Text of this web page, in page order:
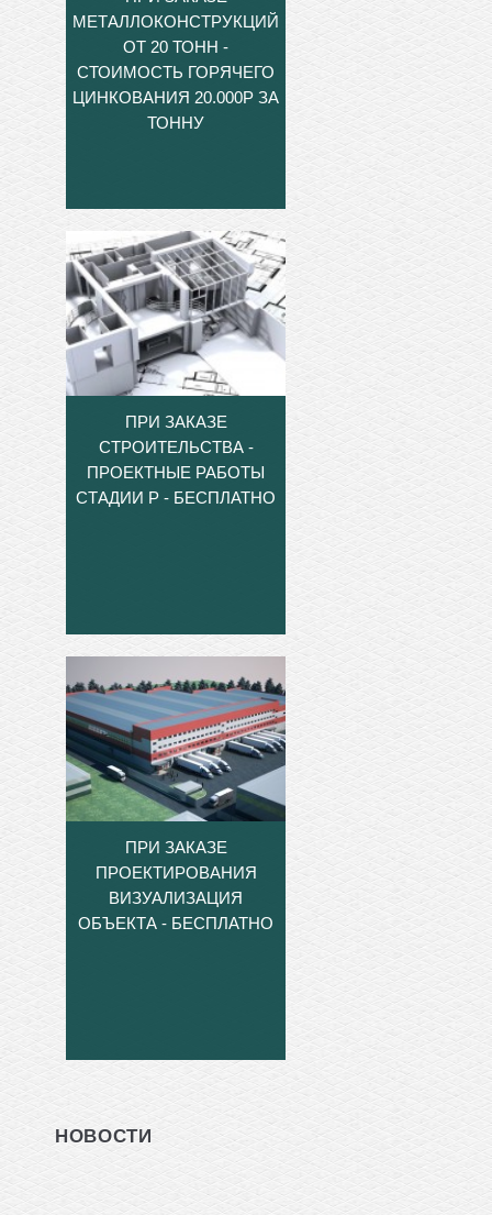
МЕТАЛЛОКОНСТРУКЦИЙ
ОТ 20 ТОНН -
СТОИМОСТЬ ГОРЯЧЕГО
ЦИНКОВАНИЯ 20.000Р ЗА
ТОННУ
ПРИ ЗАКАЗЕ
СТРОИТЕЛЬСТВА -
ПРОЕКТНЫЕ РАБОТЫ
СТАДИИ Р - БЕСПЛАТНО
ПРИ ЗАКАЗЕ
ПРОЕКТИРОВАНИЯ
ВИЗУАЛИЗАЦИЯ
ОБЪЕКТА - БЕСПЛАТНО
НОВОСТИ